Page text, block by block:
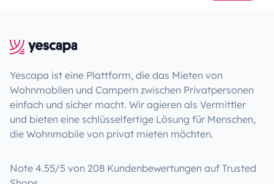
Yescapa ist eine Plattform, die das Mieten von
Wohnmobilen und Campern zwischen Privatpersonen
einfach und sicher macht. Wir agieren als Vermittler
und bieten eine schlüsselfertige Lösung für Menschen,
die Wohnmobile von privat mieten möchten.
Note 4.55/5 von 208 Kundenbewertungen auf Trusted